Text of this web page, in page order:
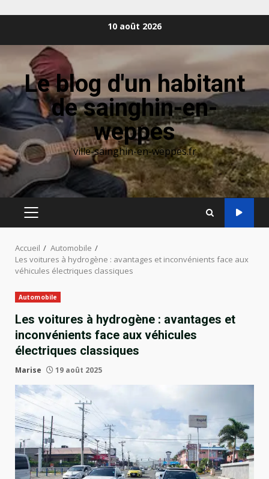
10 août 2026
Le blog d'un habitant
de sainghin-en-
weppes
ville-sainghin-en-weppes.fr
MENU
Accueil
Automobile
Les voitures à hydrogène : avantages et inconvénients face aux
véhicules électriques classiques
Automobile
Les voitures à hydrogène : avantages et
inconvénients face aux véhicules
électriques classiques
Marise 19 août 2025